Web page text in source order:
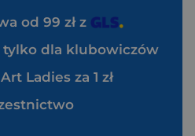
od 99 zł z
tylko dla klubowiczów
Ladies za 1 zł